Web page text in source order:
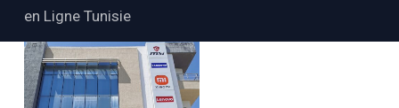
en Ligne Tunisie